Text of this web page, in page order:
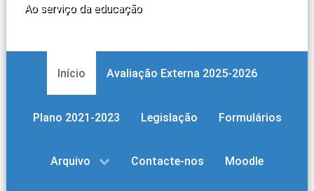
Ao serviço da educação
Início Avaliação Externa 2025-2026
Plano 2021-2023 Legislação Formulários
Arquivo Contacte-nos Moodle